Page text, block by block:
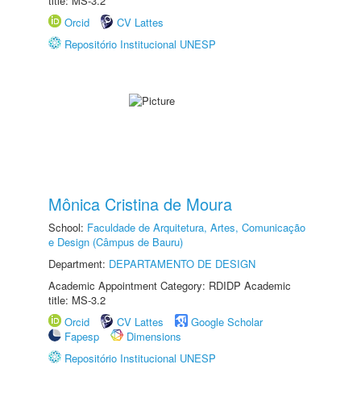
Orcid
CV Lattes
Repositório Institucional UNESP
Mônica Cristina de Moura
School: Faculdade de Arquitetura, Artes, Comunicação
e Design (Câmpus de Bauru)
Department: DEPARTAMENTO DE DESIGN
Academic Appointment Category: RDIDP Academic
title: MS-3.2
Orcid
CV Lattes
Google Scholar
Fapesp
Dimensions
Repositório Institucional UNESP